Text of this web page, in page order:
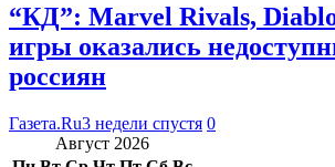
“КД”: Marvel Rivals,
игры оказались
россиян
Газета.Ru3 недели спустя 0
Август 2026